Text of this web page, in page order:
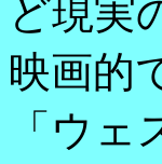
ど現実
映画的
「ウ